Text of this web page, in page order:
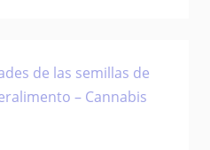
de las semillas de
– Cannabis